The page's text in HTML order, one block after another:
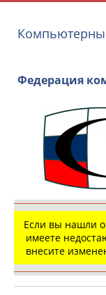
спортивные
спортивные
ВУЗы,
Федерация
Если вы нашли
имеете
внесите